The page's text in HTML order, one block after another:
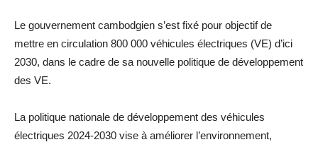
Le gouvernement cambodgien s’est fixé pour objectif de
mettre en circulation 800 000 véhicules électriques (VE) d’ici
2030, dans le cadre de sa nouvelle politique de développement
des VE.
La politique nationale de développement des véhicules
électriques 2024-2030 vise à améliorer l’environnement,